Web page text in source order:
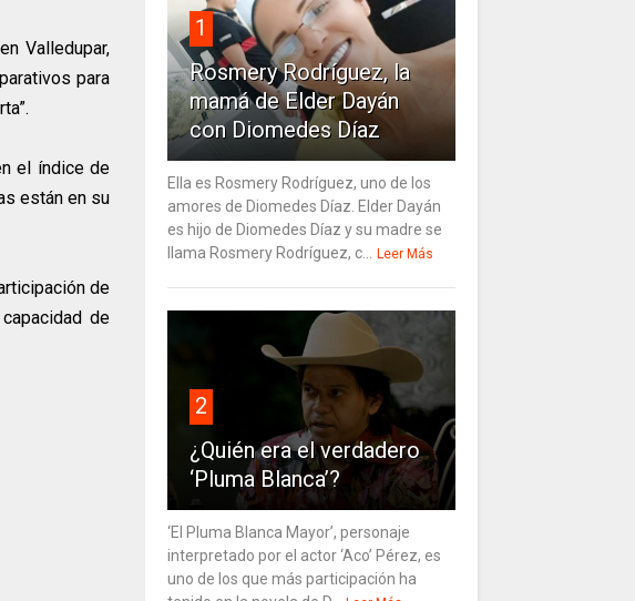
Valledupar,
para
el índice de
están en su
de
de
1
Rosmery Rodríguez, la
mamá de Elder Dayán
con Diomedes Díaz
Ella es Rosmery Rodríguez, uno de los
amores de Diomedes Díaz. Elder Dayán
es hijo de Diomedes Díaz y su madre se
llama Rosmery Rodríguez, c... Leer Más
2
¿Quién era el verdadero
‘Pluma Blanca’?
‘El Pluma Blanca Mayor’, personaje
interpretado por el actor ‘Aco’ Pérez, es
uno de los que más participación ha